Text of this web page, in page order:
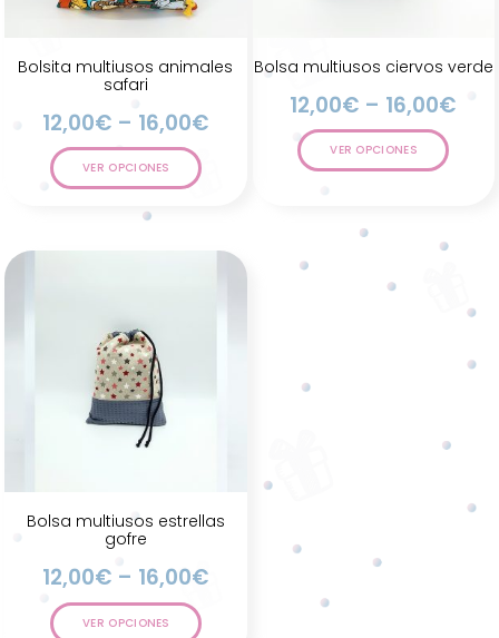
Bolsita multiusos animales
safari
12,00€ – 16,00€
VER OPCIONES
Bolsa multiusos ciervos verde
12,00€ – 16,00€
VER OPCIONES
Bolsa multiusos estrellas
gofre
12,00€ – 16,00€
VER OPCIONES